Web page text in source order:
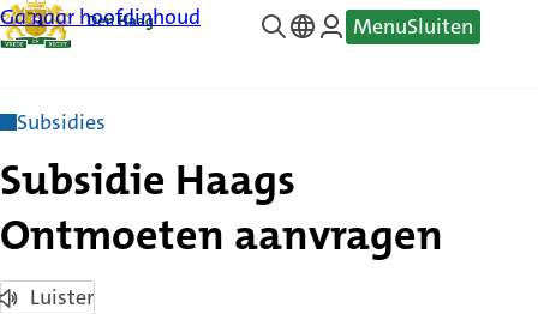
Ga naar hoofdinhoud
—
MenuSluiten
Subsidies
Subsidie Haags
Ontmoeten aanvragen
Luister